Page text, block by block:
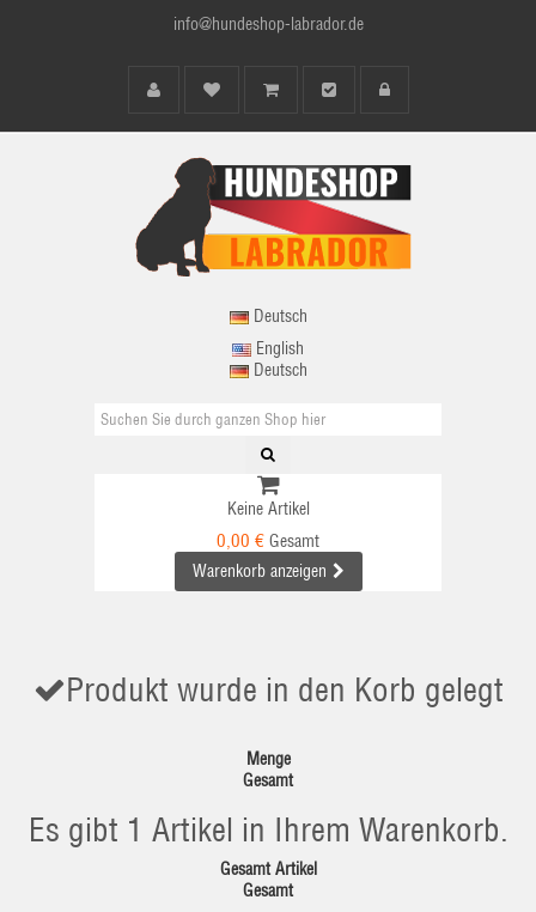
info@hundeshop-labrador.de
Deutsch
English
Deutsch
Keine Artikel
0,00 € Gesamt
Warenkorb anzeigen
Produkt wurde in den Korb gelegt
Menge
Gesamt
Es gibt 1 Artikel in Ihrem Warenkorb.
Gesamt Artikel
Gesamt